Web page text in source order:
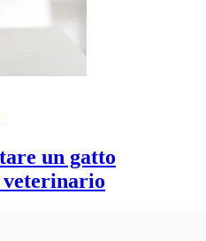
un gatto
veterinario